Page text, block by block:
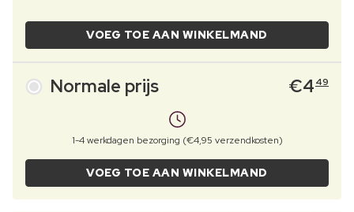
VOEG TOE AAN WINKELMAND
Normale prijs €4 49
1-4 werkdagen bezorging (€4,95 verzendkosten)
VOEG TOE AAN WINKELMAND